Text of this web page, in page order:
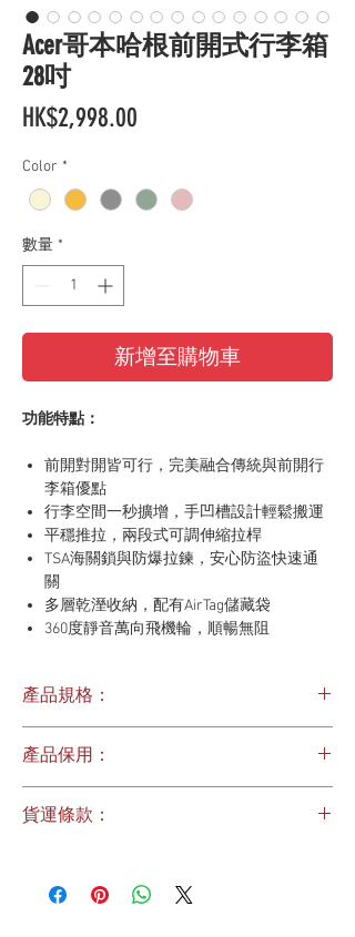
Acer哥本哈根前開式行李箱
28吋
HK$2,998.00
Color *
數量 *
新增至購物車
功能特點：
前開對開皆可行，完美融合傳統與前開行
李箱優點
行李空間一秒擴增，手凹槽設計輕鬆搬運
平穩推拉，兩段式可調伸縮拉桿
TSA海關鎖與防爆拉鍊，安心防盜快速通
關
多層乾溼收納，配有AirTag儲藏袋
360度靜音萬向飛機輪，順暢無阻
產品規格：
容量：92L / 擴充後105L
重量：6.3 kg
產品保用：
貨運條款：